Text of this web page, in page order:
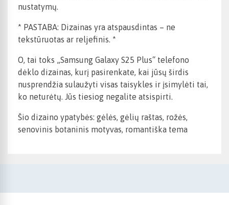
nustatymų.
* PASTABA: Dizainas yra atspausdintas – ne
tekstūruotas ar reljefinis. *
O, tai toks „Samsung Galaxy S25 Plus“ telefono
dėklo dizainas, kurį pasirenkate, kai jūsų širdis
nusprendžia sulaužyti visas taisykles ir įsimylėti tai,
ko neturėtų. Jūs tiesiog negalite atsispirti.
Šio dizaino ypatybės: gėlės, gėlių raštas, rožės,
senovinis botaninis motyvas, romantiška tema